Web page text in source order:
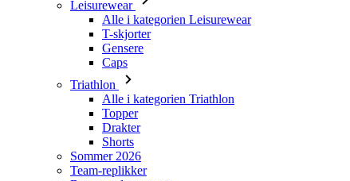
Triathlon
Alle i kategorien Triathlon
Topper
Drakter
Shorts
Sommer 2026
Team-replikker
Begrensede utgaver
Salg
Gavekort
Barn